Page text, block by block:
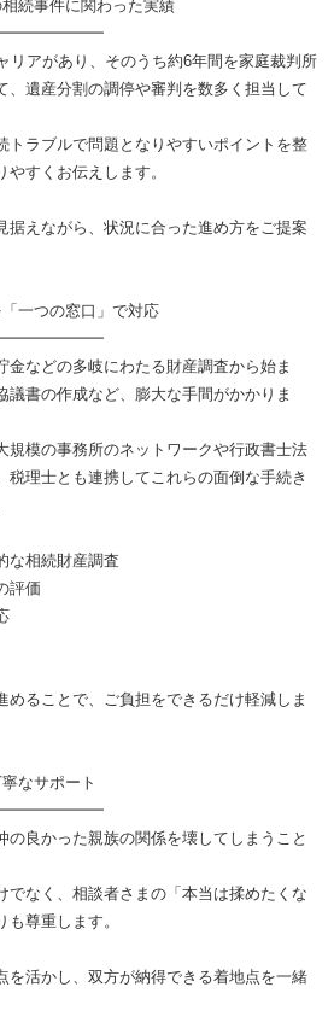
相続事件に関わった実績
リアがあり、そのうち約6年間を家庭裁判所
、遺産分割の調停や審判を数多く担当して
トラブルで問題となりやすいポイントを整
すくお伝えします。
据えながら、状況に合った進め方をご提案
「一つの窓口」で対応
金などの多岐にわたる財産調査から始ま
議書の作成など、膨大な手間がかかりま
規模の事務所のネットワークや行政書士法
税理士とも連携してこれらの面倒な手続き
な相続財産調査
評価
めることで、ご負担をできるだけ軽減しま
なサポート
の良かった親族の関係を壊してしまうこと
でなく、相談者さまの「本当は揉めたくな
尊重します。
を活かし、双方が納得できる着地点を一緒